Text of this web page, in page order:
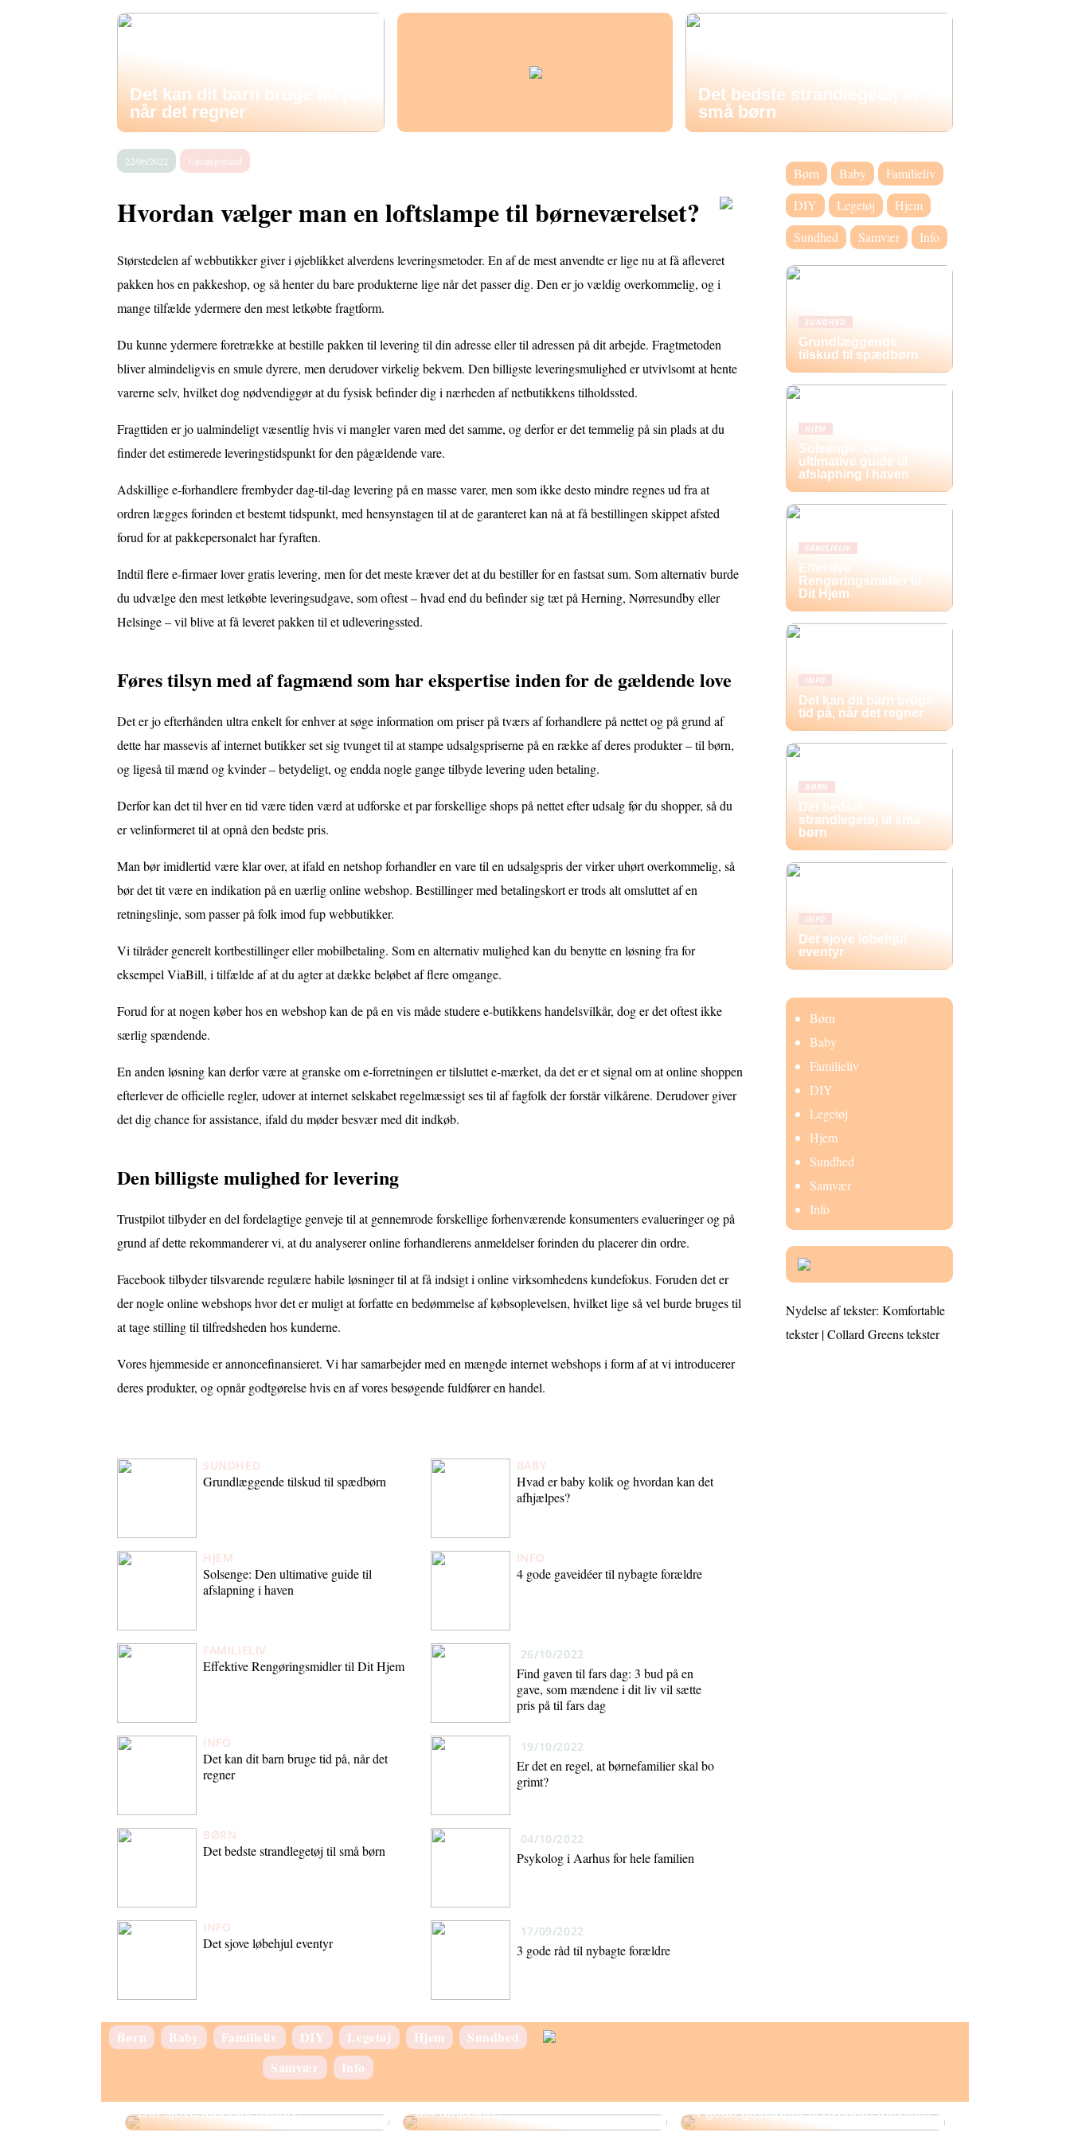
Det kan dit barn bruge tid på,
når det regner
Det bedste strandlegetøj til
små børn
22/06/2022 Uncategorized
Hvordan vælger man en loftslampe til børneværelset?
Størstedelen af webbutikker giver i øjeblikket alverdens leveringsmetoder. En af de mest anvendte er lige nu at få afleveret
pakken hos en pakkeshop, og så henter du bare produkterne lige når det passer dig. Den er jo vældig overkommelig, og i
mange tilfælde ydermere den mest letkøbte fragtform.
Du kunne ydermere foretrække at bestille pakken til levering til din adresse eller til adressen på dit arbejde. Fragtmetoden
bliver almindeligvis en smule dyrere, men derudover virkelig bekvem. Den billigste leveringsmulighed er utvivlsomt at hente
varerne selv, hvilket dog nødvendiggør at du fysisk befinder dig i nærheden af netbutikkens tilholdssted.
Fragttiden er jo ualmindeligt væsentlig hvis vi mangler varen med det samme, og derfor er det temmelig på sin plads at du
finder det estimerede leveringstidspunkt for den pågældende vare.
Adskillige e-forhandlere frembyder dag-til-dag levering på en masse varer, men som ikke desto mindre regnes ud fra at
ordren lægges forinden et bestemt tidspunkt, med hensynstagen til at de garanteret kan nå at få bestillingen skippet afsted
forud for at pakkepersonalet har fyraften.
Indtil flere e-firmaer lover gratis levering, men for det meste kræver det at du bestiller for en fastsat sum. Som alternativ burde
du udvælge den mest letkøbte leveringsudgave, som oftest – hvad end du befinder sig tæt på Herning, Nørresundby eller
Helsinge – vil blive at få leveret pakken til et udleveringssted.
Føres tilsyn med af fagmænd som har ekspertise inden for de gældende love
Det er jo efterhånden ultra enkelt for enhver at søge information om priser på tværs af forhandlere på nettet og på grund af
dette har massevis af internet butikker set sig tvunget til at stampe udsalgspriserne på en række af deres produkter – til børn,
og ligeså til mænd og kvinder – betydeligt, og endda nogle gange tilbyde levering uden betaling.
Derfor kan det til hver en tid være tiden værd at udforske et par forskellige shops på nettet efter udsalg før du shopper, så du
er velinformeret til at opnå den bedste pris.
Man bør imidlertid være klar over, at ifald en netshop forhandler en vare til en udsalgspris der virker uhørt overkommelig, så
bør det tit være en indikation på en uærlig online webshop. Bestillinger med betalingskort er trods alt omsluttet af en
retningslinje, som passer på folk imod fup webbutikker.
Vi tilråder generelt kortbestillinger eller mobilbetaling. Som en alternativ mulighed kan du benytte en løsning fra for
eksempel ViaBill, i tilfælde af at du agter at dække beløbet af flere omgange.
Forud for at nogen køber hos en webshop kan de på en vis måde studere e-butikkens handelsvilkår, dog er det oftest ikke
særlig spændende.
En anden løsning kan derfor være at granske om e-forretningen er tilsluttet e-mærket, da det er et signal om at online shoppen
efterlever de officielle regler, udover at internet selskabet regelmæssigt ses til af fagfolk der forstår vilkårene. Derudover giver
det dig chance for assistance, ifald du møder besvær med dit indkøb.
Den billigste mulighed for levering
Trustpilot tilbyder en del fordelagtige genveje til at gennemrode forskellige forhenværende konsumenters evalueringer og på
grund af dette rekommanderer vi, at du analyserer online forhandlerens anmeldelser forinden du placerer din ordre.
Facebook tilbyder tilsvarende regulære habile løsninger til at få indsigt i online virksomhedens kundefokus. Foruden det er
der nogle online webshops hvor det er muligt at forfatte en bedømmelse af købsoplevelsen, hvilket lige så vel burde bruges til
at tage stilling til tilfredsheden hos kunderne.
Vores hjemmeside er annoncefinansieret. Vi har samarbejder med en mængde internet webshops i form af at vi introducerer
deres produkter, og opnår godtgørelse hvis en af vores besøgende fuldfører en handel.
SUNDHED
Grundlæggende tilskud til spædbørn
HJEM
Solsenge: Den ultimative guide til
afslapning i haven
FAMILIELIV
Effektive Rengøringsmidler til Dit Hjem
INFO
Det kan dit barn bruge tid på, når det
regner
BØRN
Det bedste strandlegetøj til små børn
INFO
Det sjove løbehjul eventyr
BABY
Hvad er baby kolik og hvordan kan det
afhjælpes?
INFO
4 gode gaveidéer til nybagte forældre
26/10/2022
Find gaven til fars dag: 3 bud på en
gave, som mændene i dit liv vil sætte
pris på til fars dag
19/10/2022
Er det en regel, at børnefamilier skal bo
grimt?
04/10/2022
Psykolog i Aarhus for hele familien
17/09/2022
3 gode råd til nybagte forældre
Børn Baby
Familieliv
DIY
Legetøj
Hjem
Sundhed
Samvær Info
SUNDHED
Grundlæggende
tilskud til spædbørn
HJEM
Solsenge: Den
ultimative guide til
afslapning i haven
FAMILIELIV
Effektive
Rengøringsmidler til
Dit Hjem
INFO
Det kan dit barn bruge
tid på, når det regner
BØRN
Det bedste
strandlegetøj til små
børn
INFO
Det sjove løbehjul
eventyr
Børn
Baby
Familieliv
DIY
Legetøj
Hjem
Sundhed
Samvær
Info
Nydelse af tekster: Komfortable
tekster | Collard Greens tekster
Børn Baby Familieliv DIY Legetøj Hjem
Sundhed
Samvær
Info
Det sjove løbehjul eventyr
det afhjælpes?
4 gode gaveidéer til nybagte forældre